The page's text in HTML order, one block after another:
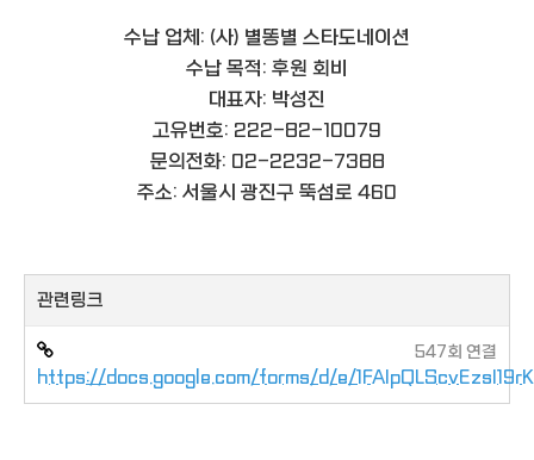
수납 업체: (사) 별똥별 스타도네이션
수납 목적: 후원 회비
대표자: 박성진
고유번호: 222-82-10079
문의전화: 02-2232-7388
주소: 서울시 광진구 뚝섬로 460
관련링크
https://docs.google.com/forms/d/e/
547회 연결